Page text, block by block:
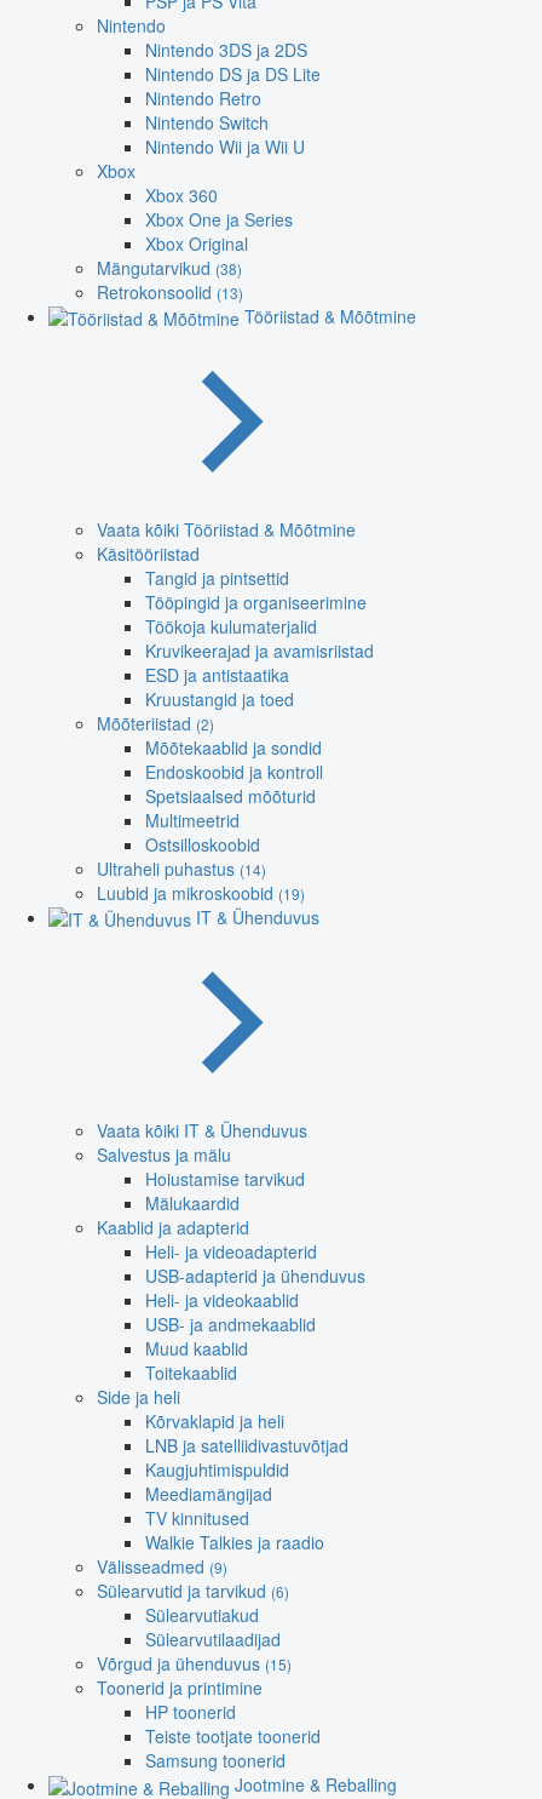
Nintendo
Nintendo 3DS ja 2DS
Nintendo DS ja DS Lite
Nintendo Retro
Nintendo Switch
Nintendo Wii ja Wii U
Xbox
Xbox 360
Xbox One ja Series
Xbox Original
Mängutarvikud (38)
Retrokonsoolid (13)
Tööriistad & Mõõtmine
Vaata kõiki Tööriistad & Mõõtmine
Käsitööriistad
Tangid ja pintsettid
Tööpingid ja organiseerimine
Töökoja kulumaterjalid
Kruvikeerajad ja avamisriistad
ESD ja antistaatika
Kruustangid ja toed
Mõõteriistad (2)
Mõõtekaablid ja sondid
Endoskoobid ja kontroll
Spetsiaalsed mõõturid
Multimeetrid
Ostsilloskoobid
Ultraheli puhastus (14)
Luubid ja mikroskoobid (19)
IT & Ühenduvus
Vaata kõiki IT & Ühenduvus
Salvestus ja mälu
Hoiustamise tarvikud
Mälukaardid
Kaablid ja adapterid
Heli- ja videoadapterid
USB-adapterid ja ühenduvus
Heli- ja videokaablid
USB- ja andmekaablid
Muud kaablid
Toitekaablid
Side ja heli
Kõrvaklapid ja heli
LNB ja satelliidivastuvõtjad
Kaugjuhtimispuldid
Meediamängijad
TV kinnitused
Walkie Talkies ja raadio
Välisseadmed (9)
Sülearvutid ja tarvikud (6)
Sülearvutiakud
Sülearvutilaadijad
Võrgud ja ühenduvus (15)
Toonerid ja printimine
HP toonerid
Teiste tootjate toonerid
Samsung toonerid
Jootmine & Reballing